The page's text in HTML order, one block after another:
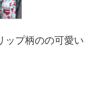
ップ柄のの可愛い